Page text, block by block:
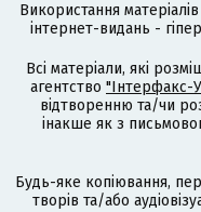
Використання
інтернет-видань -
Всі матеріали, які
агентство "Інтерфакс-
відтворенню та/чи
інакше як з
Будь-яке копіювання,
творів та/або